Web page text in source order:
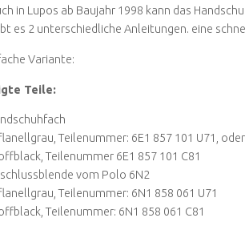
in Lupos ab Baujahr 1998 kann das
es 2 unterschiedliche Anleitungen. eine
Variante:
Teile:
Teilenummer: 6E1 857 101 U71, oder
Teilenummer 6E1 857 101 C81
vom Polo 6N2
Teilenummer: 6N1 858 061 U71
Teilenummer: 6N1 858 061 C81